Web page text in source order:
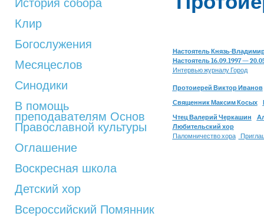
История собора
Клир
Богослужения
Месяцеслов
Синодики
В помощь
преподавателям Основ
Православной культуры
Оглашение
Воскресная школа
Детский хор
Всероссийский Помянник
Настоятель Князь-
Настоятель 16.09.1997 —
Интервью журналу Город
Протоиерей Виктор Иванов
Священник Максим Косых
Чтец Валерий Черкашин
Любительский хор
Паломничество хора